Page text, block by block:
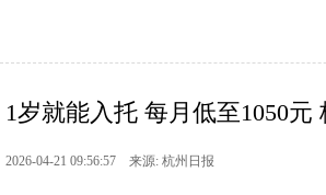
1岁就能入托 每月低至1050
2026-04-21 09:56:57 来源: 杭州日报